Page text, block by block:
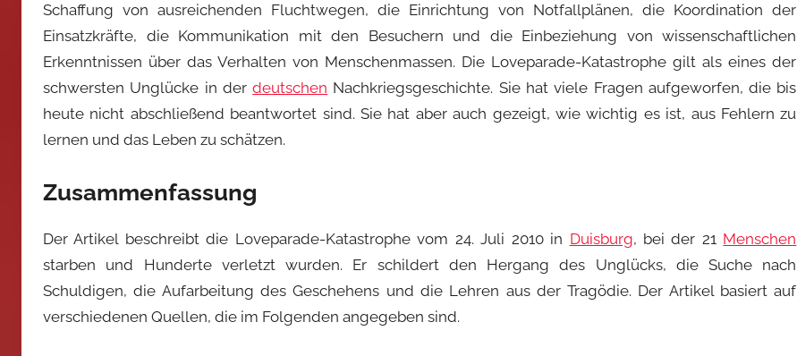
Schaffung von ausreichenden Fluchtwegen, die Einrichtung von Notfallplänen, die Koordination der
Einsatzkräfte, die Kommunikation mit den Besuchern und die Einbeziehung von wissenschaftlichen
Erkenntnissen über das Verhalten von Menschenmassen. Die Loveparade-Katastrophe gilt als eines der
schwersten Unglücke in derdeutschen Nachkriegsgeschichte. Sie hat viele Fragen aufgeworfen, die bis
heute nicht abschließend beantwortet sind. Sie hat aber auch gezeigt, wie wichtig es ist, aus Fehlern zu
lernen und das Leben zu schätzen.
Zusammenfassung
Der Artikel beschreibt die Loveparade-Katastrophe vom 24. Juli 2010 in Duisburg, bei der 21 Menschen
starben und Hunderte verletzt wurden. Er schildert den Hergang des Unglücks, die Suche nach
Schuldigen, die Aufarbeitung des Geschehens und die Lehren aus der Tragödie. Der Artikel basiert auf
verschiedenen Quellen, die im Folgenden angegeben sind.